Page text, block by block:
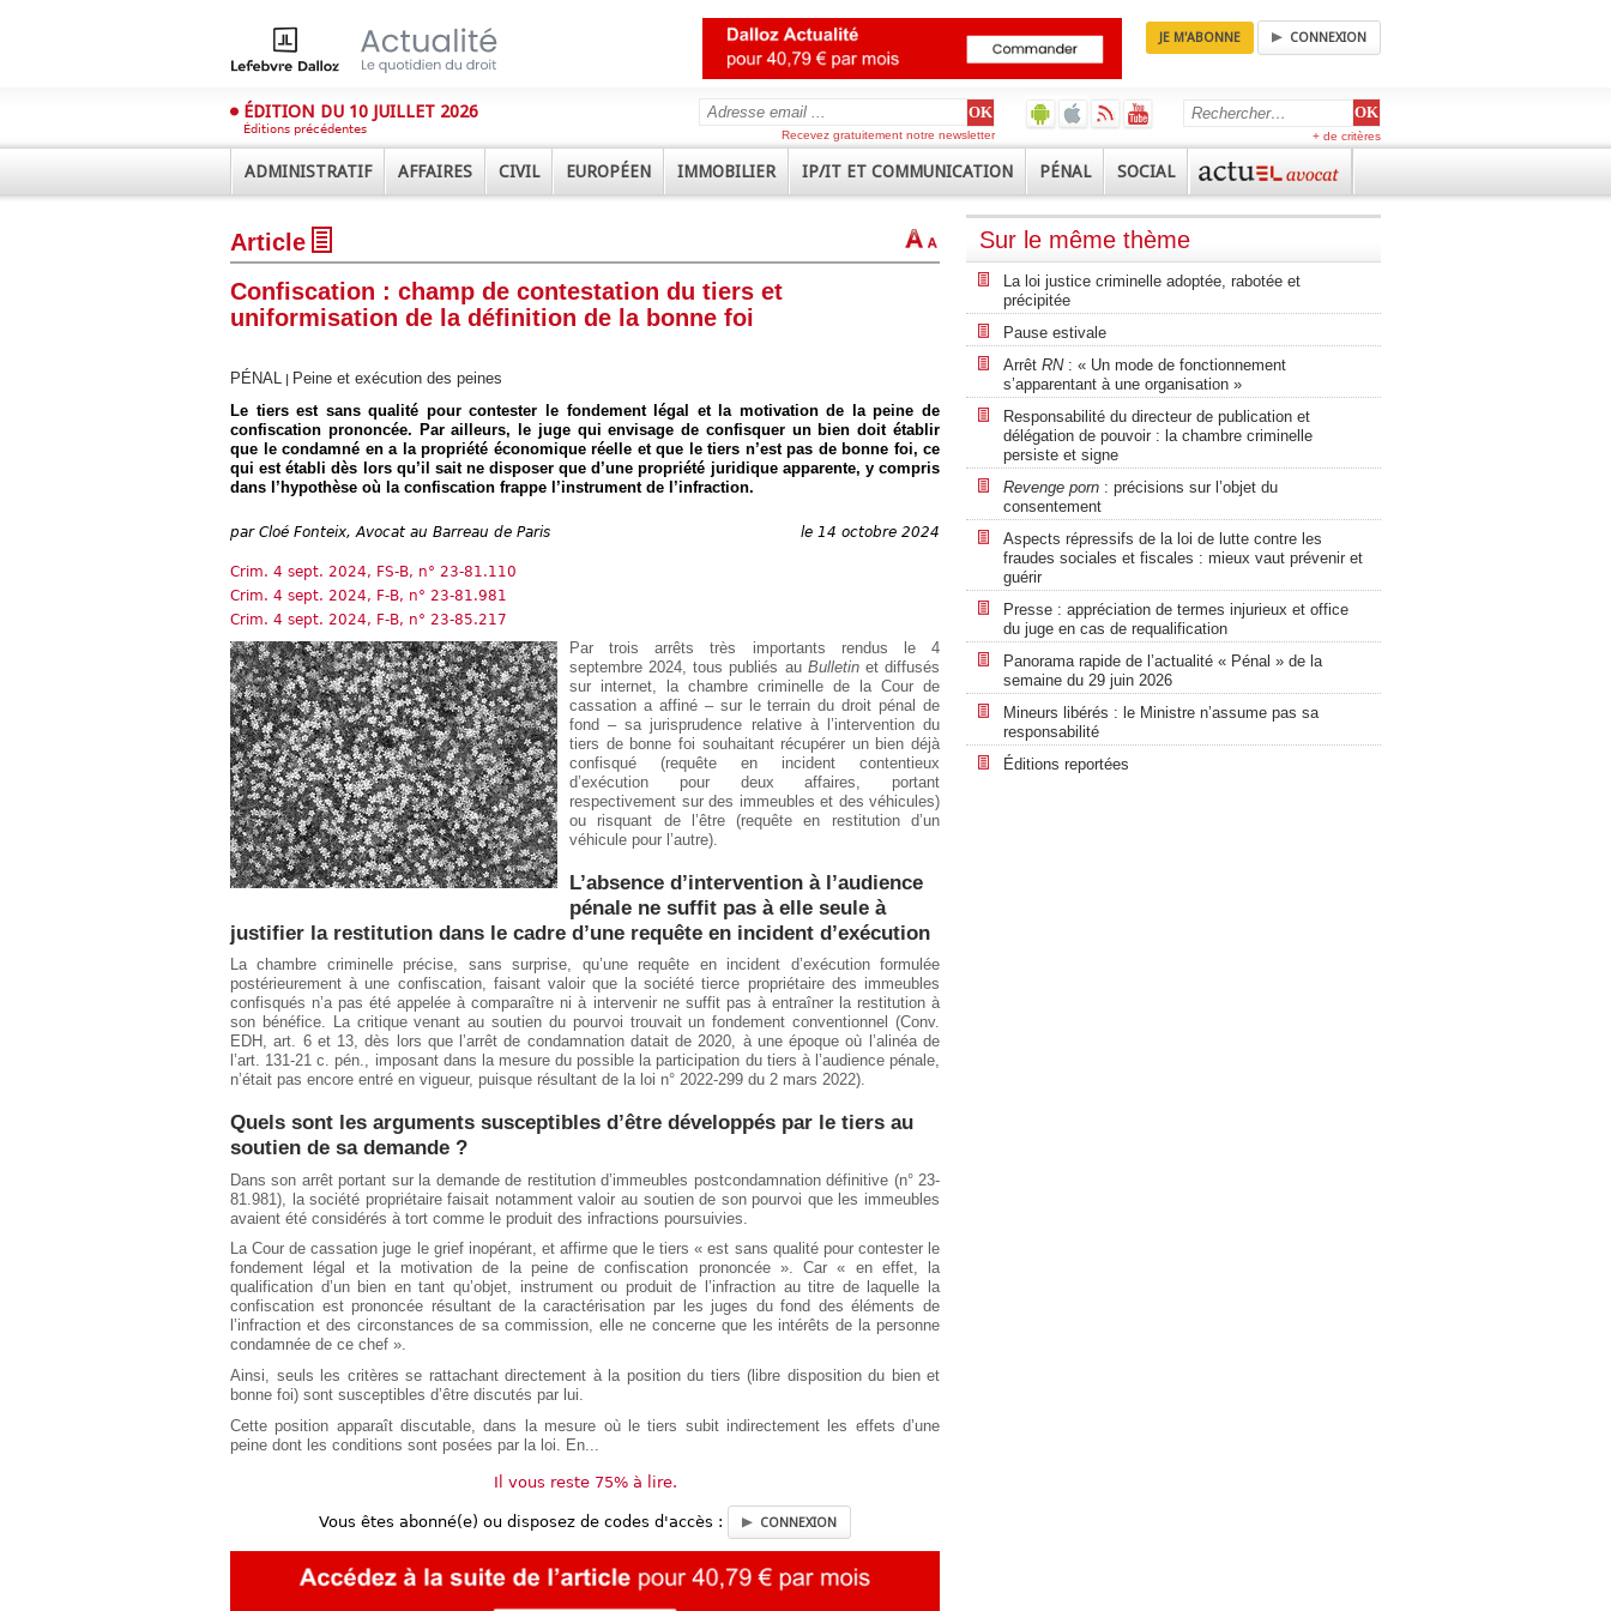
JE M'ABONNE CONNEXION
ÉDITION DU 10 JUILLET 2026
Éditions précédentes
+ de critères
Recevez gratuitement notre newsletter
ADMINISTRATIF AFFAIRES CIVIL EUROPÉEN IMMOBILIER IP/IT ET COMMUNICATION PÉNAL SOCIAL
Article
Confiscation : champ de contestation du tiers et
uniformisation de la définition de la bonne foi
PÉNAL
Peine et exécution des peines
Le tiers est sans qualité pour contester le fondement légal et la motivation de la peine de
confiscation prononcée. Par ailleurs, le juge qui envisage de confisquer un bien doit établir
que le condamné en a la propriété économique réelle et que le tiers n’est pas de bonne foi, ce
qui est établi dès lors qu’il sait ne disposer que d’une propriété juridique apparente, y compris
dans l’hypothèse où la confiscation frappe l’instrument de l’infraction.
par Cloé Fonteix, Avocat au Barreau de Paris le 14 octobre 2024
Crim. 4 sept. 2024, FS-B, n° 23-81.110
Crim. 4 sept. 2024, F-B, n° 23-81.981
Crim. 4 sept. 2024, F-B, n° 23-85.217
Par trois arrêts très importants rendus le 4
septembre 2024, tous publiés au Bulletinet diffusés
sur internet, la chambre criminelle de la Cour de
cassation a affiné – sur le terrain du droit pénal de
fond – sa jurisprudence relative à l’intervention du
tiers de bonne foi souhaitant récupérer un bien déjà
confisqué (requête en incident contentieux
d’exécution pour deux affaires, portant
respectivement sur des immeubles et des véhicules)
ou risquant de l’être (requête en restitution d’un
véhicule pour l’autre).
L’absence d’intervention à l’audience
pénale ne suffit pas à elle seule à
justifier la restitution dans le cadre d’une requête en incident d’exécution
La chambre criminelle précise, sans surprise, qu’une requête en incident d’exécution formulée
postérieurement à une confiscation, faisant valoir que la société tierce propriétaire des immeubles
confisqués n’a pas été appelée à comparaître ni à intervenir ne suffit pas à entraîner la restitution à
son bénéfice. La critique venant au soutien du pourvoi trouvait un fondement conventionnel (Conv.
EDH, art. 6 et 13, dès lors que l’arrêt de condamnation datait de 2020, à une époque où l’alinéa de
l’art. 131-21 c. pén., imposant dans la mesure du possible la participation du tiers à l’audience pénale,
n’était pas encore entré en vigueur, puisque résultant de la loi n° 2022-299 du 2 mars 2022).
Quels sont les arguments susceptibles d’être développés par le tiers au
soutien de sa demande ?
Dans son arrêt portant sur la demande de restitution d’immeubles postcondamnation définitive (n° 23-
81.981), la société propriétaire faisait notamment valoir au soutien de son pourvoi que les immeubles
avaient été considérés à tort comme le produit des infractions poursuivies.
La Cour de cassation juge le grief inopérant, et affirme que le tiers « est sans qualité pour contester le
fondement légal et la motivation de la peine de confiscation prononcée ». Car « en effet, la
qualification d’un bien en tant qu’objet, instrument ou produit de l’infraction au titre de laquelle la
confiscation est prononcée résultant de la caractérisation par les juges du fond des éléments de
l’infraction et des circonstances de sa commission, elle ne concerne que les intérêts de la personne
condamnée de ce chef ».
Ainsi, seuls les critères se rattachant directement à la position du tiers (libre disposition du bien et
bonne foi) sont susceptibles d’être discutés par lui.
Cette position apparaît discutable, dans la mesure où le tiers subit indirectement les effets d’une
peine dont les conditions sont posées par la loi. En...
Il vous reste 75% à lire.
Vous êtes abonné(e) ou disposez de codes d'accès : CONNEXION
Sur le même thème
La loi justice criminelle adoptée, rabotée et
précipitée
Pause estivale
Arrêt RN: « Un mode de fonctionnement
s’apparentant à une organisation »
Responsabilité du directeur de publication et
délégation de pouvoir : la chambre criminelle
persiste et signe
Revenge porn : précisions sur l’objet du
consentement
Aspects répressifs de la loi de lutte contre les
fraudes sociales et fiscales : mieux vaut prévenir et
guérir
Presse : appréciation de termes injurieux et office
du juge en cas de requalification
Panorama rapide de l’actualité « Pénal » de la
semaine du 29 juin 2026
Mineurs libérés : le Ministre n’assume pas sa
responsabilité
Éditions reportées